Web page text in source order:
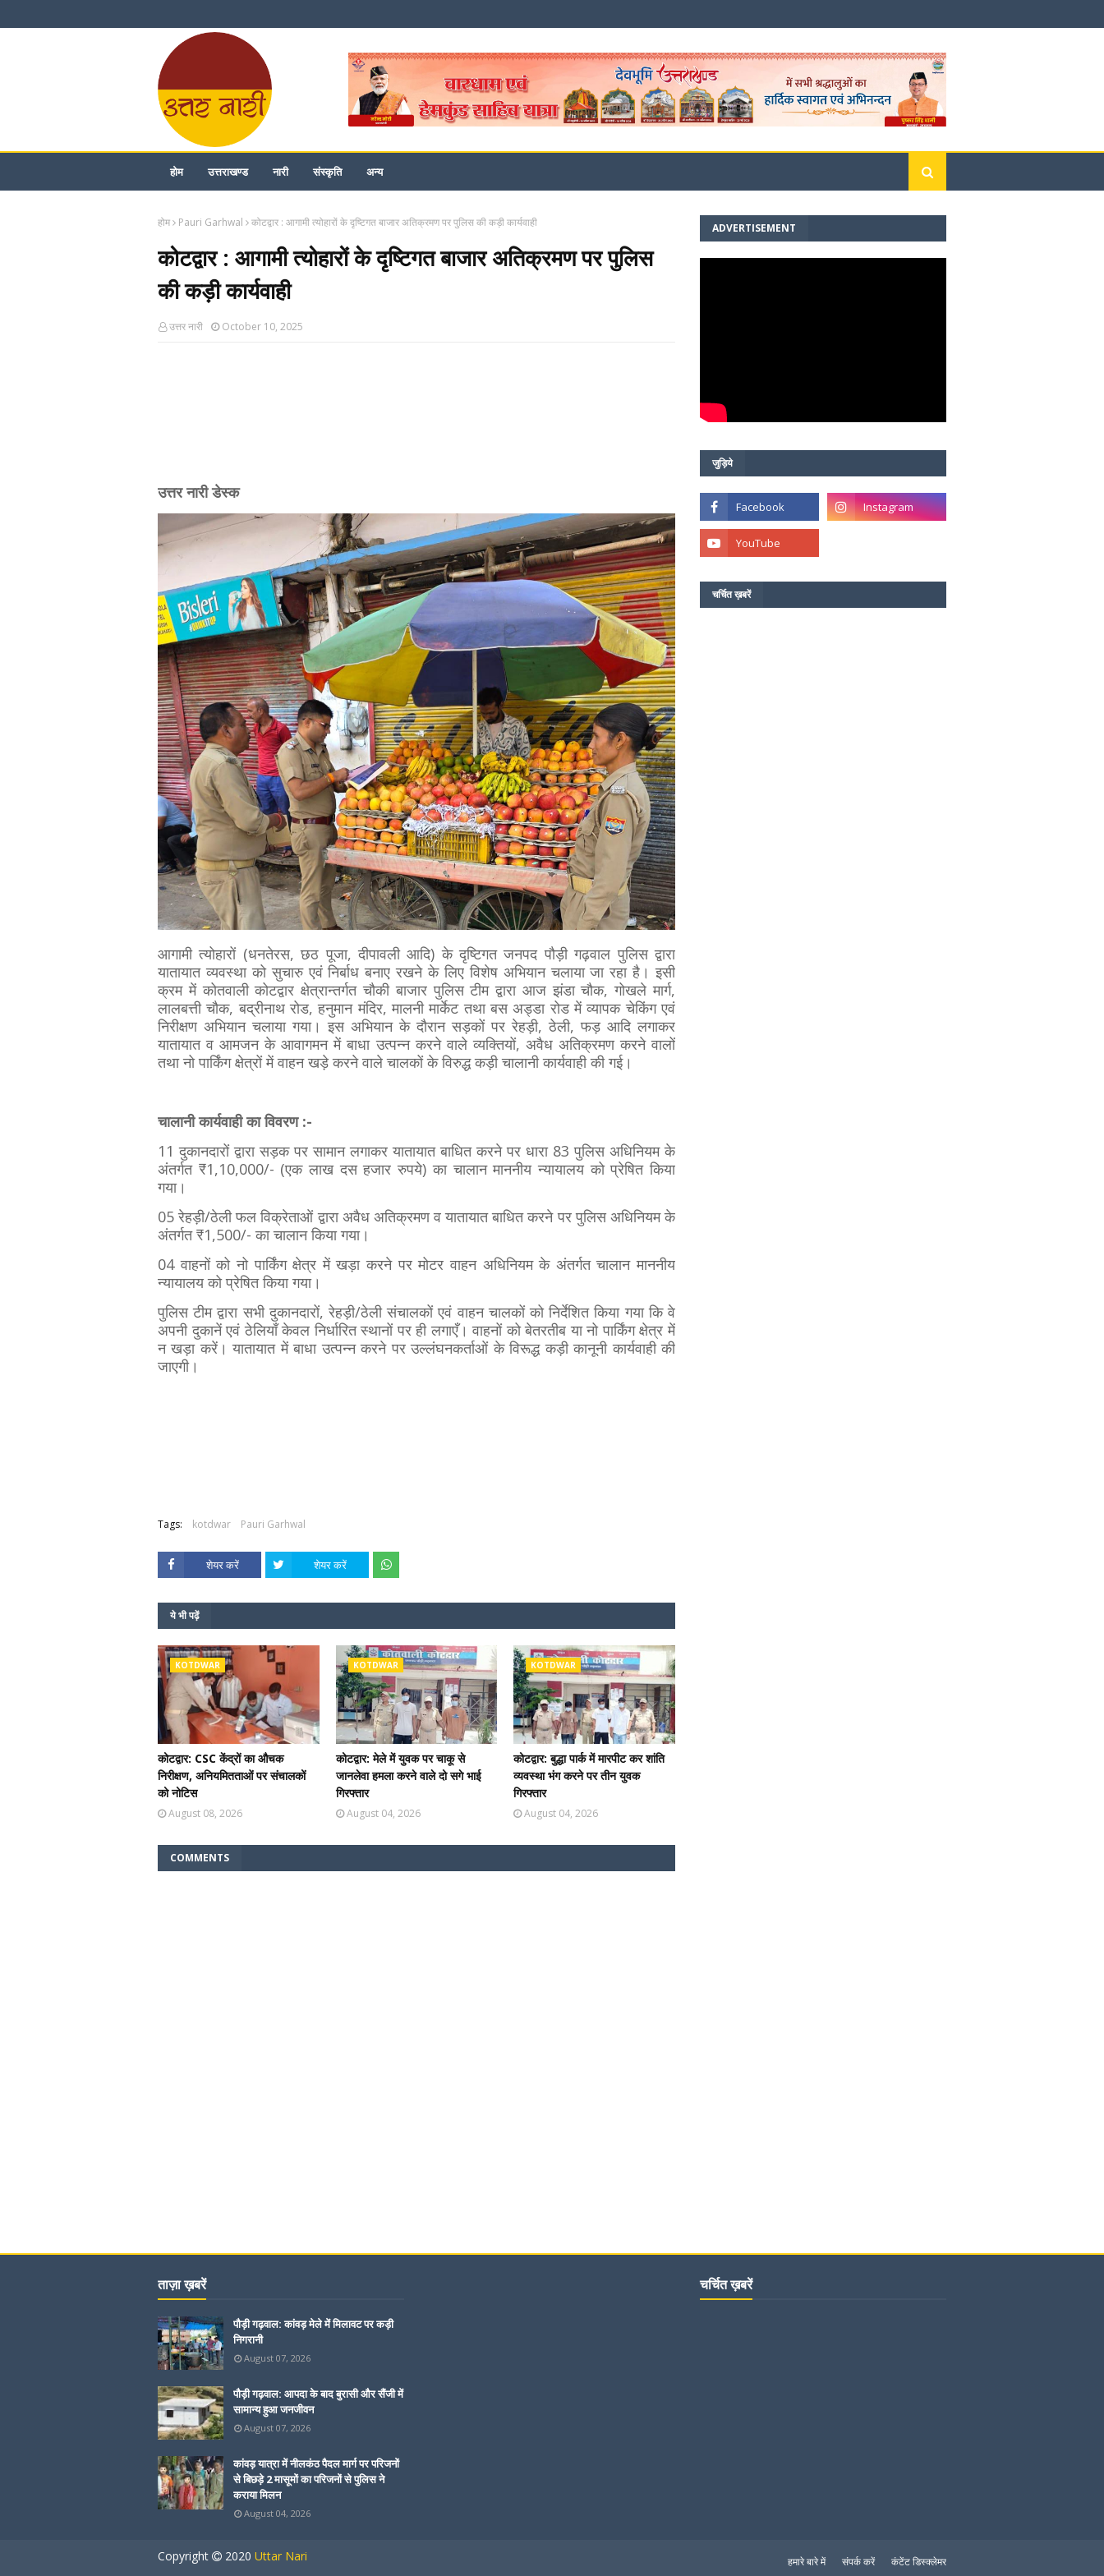
होम उत्तराखण्ड नारी संस्कृति अन्य
होम Pauri Garhwal कोटद्वार : आगामी त्योहारों के दृष्टिगत बाजार अतिक्रमण पर पुलिस की कड़ी कार्यवाही
कोटद्वार : आगामी त्योहारों के दृष्टिगत बाजार अतिक्रमण पर पुलिस
की कड़ी कार्यवाही
उत्तर नारी October 10, 2025
उत्तर नारी डेस्क
आगामी त्योहारों (धनतेरस, छठ पूजा, दीपावली आदि) के दृष्टिगत जनपद पौड़ी गढ़वाल पुलिस द्वारा
यातायात व्यवस्था को सुचारु एवं निर्बाध बनाए रखने के लिए विशेष अभियान चलाया जा रहा है। इसी
क्रम में कोतवाली कोटद्वार क्षेत्रान्तर्गत चौकी बाजार पुलिस टीम द्वारा आज झंडा चौक, गोखले मार्ग,
लालबत्ती चौक, बद्रीनाथ रोड, हनुमान मंदिर, मालनी मार्केट तथा बस अड्डा रोड में व्यापक चेकिंग एवं
निरीक्षण अभियान चलाया गया। इस अभियान के दौरान सड़कों पर रेहड़ी, ठेली, फड़ आदि लगाकर
यातायात व आमजन के आवागमन में बाधा उत्पन्न करने वाले व्यक्तियों, अवैध अतिक्रमण करने वालों
तथा नो पार्किंग क्षेत्रों में वाहन खड़े करने वाले चालकों के विरुद्ध कड़ी चालानी कार्यवाही की गई।
चालानी कार्यवाही का विवरण :-
11 दुकानदारों द्वारा सड़क पर सामान लगाकर यातायात बाधित करने पर धारा 83 पुलिस अधिनियम के
अंतर्गत ₹1,10,000/- (एक लाख दस हजार रुपये) का चालान माननीय न्यायालय को प्रेषित किया
गया।
05 रेहड़ी/ठेली फल विक्रेताओं द्वारा अवैध अतिक्रमण व यातायात बाधित करने पर पुलिस अधिनियम के
अंतर्गत ₹1,500/- का चालान किया गया।
04 वाहनों को नो पार्किंग क्षेत्र में खड़ा करने पर मोटर वाहन अधिनियम के अंतर्गत चालान माननीय
न्यायालय को प्रेषित किया गया।
पुलिस टीम द्वारा सभी दुकानदारों, रेहड़ी/ठेली संचालकों एवं वाहन चालकों को निर्देशित किया गया कि वे
अपनी दुकानें एवं ठेलियाँ केवल निर्धारित स्थानों पर ही लगाएँ। वाहनों को बेतरतीब या नो पार्किंग क्षेत्र में
न खड़ा करें। यातायात में बाधा उत्पन्न करने पर उल्लंघनकर्ताओं के विरूद्ध कड़ी कानूनी कार्यवाही की
जाएगी।
Tags: kotdwar Pauri Garhwal
शेयर करें शेयर करें
ये भी पढ़ें
KOTDWAR
कोटद्वार: CSC केंद्रों का औचक
निरीक्षण, अनियमितताओं पर संचालकों
को नोटिस
August 08, 2026
KOTDWAR
कोटद्वार: मेले में युवक पर चाकू से
जानलेवा हमला करने वाले दो सगे भाई
गिरफ्तार
August 04, 2026
KOTDWAR
कोटद्वार: बुद्धा पार्क में मारपीट कर शांति
व्यवस्था भंग करने पर तीन युवक
गिरफ्तार
August 04, 2026
COMMENTS
ADVERTISEMENT
जुड़िये
चर्चित ख़बरें
ताज़ा ख़बरें
पौड़ी गढ़वाल: कांवड़ मेले में मिलावट पर कड़ी
निगरानी
August 07, 2026
पौड़ी गढ़वाल: आपदा के बाद बुरासी और सैंजी में
सामान्य हुआ जनजीवन
August 07, 2026
कांवड़ यात्रा में नीलकंठ पैदल मार्ग पर परिजनों
से बिछड़े 2 मासूमों का परिजनों से पुलिस ने
कराया मिलन
August 04, 2026
चर्चित ख़बरें
हमारे बारे में संपर्क करें कंटेंट डिस्क्लेमर
Copyright 2020 Uttar Nari